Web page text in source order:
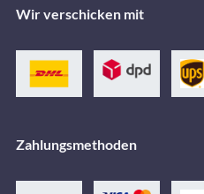
Wir verschicken mit
Zahlungsmethoden